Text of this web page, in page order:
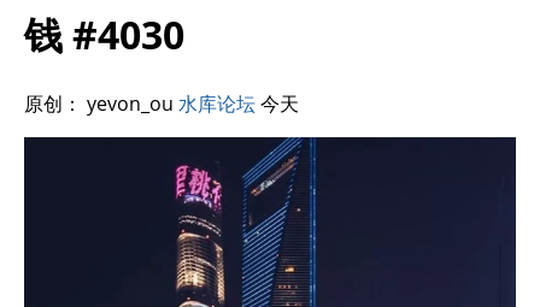
钱 #4030
原创： yevon_ou 水库论坛今天